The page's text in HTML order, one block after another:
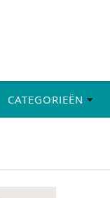
CATEGORIEËN